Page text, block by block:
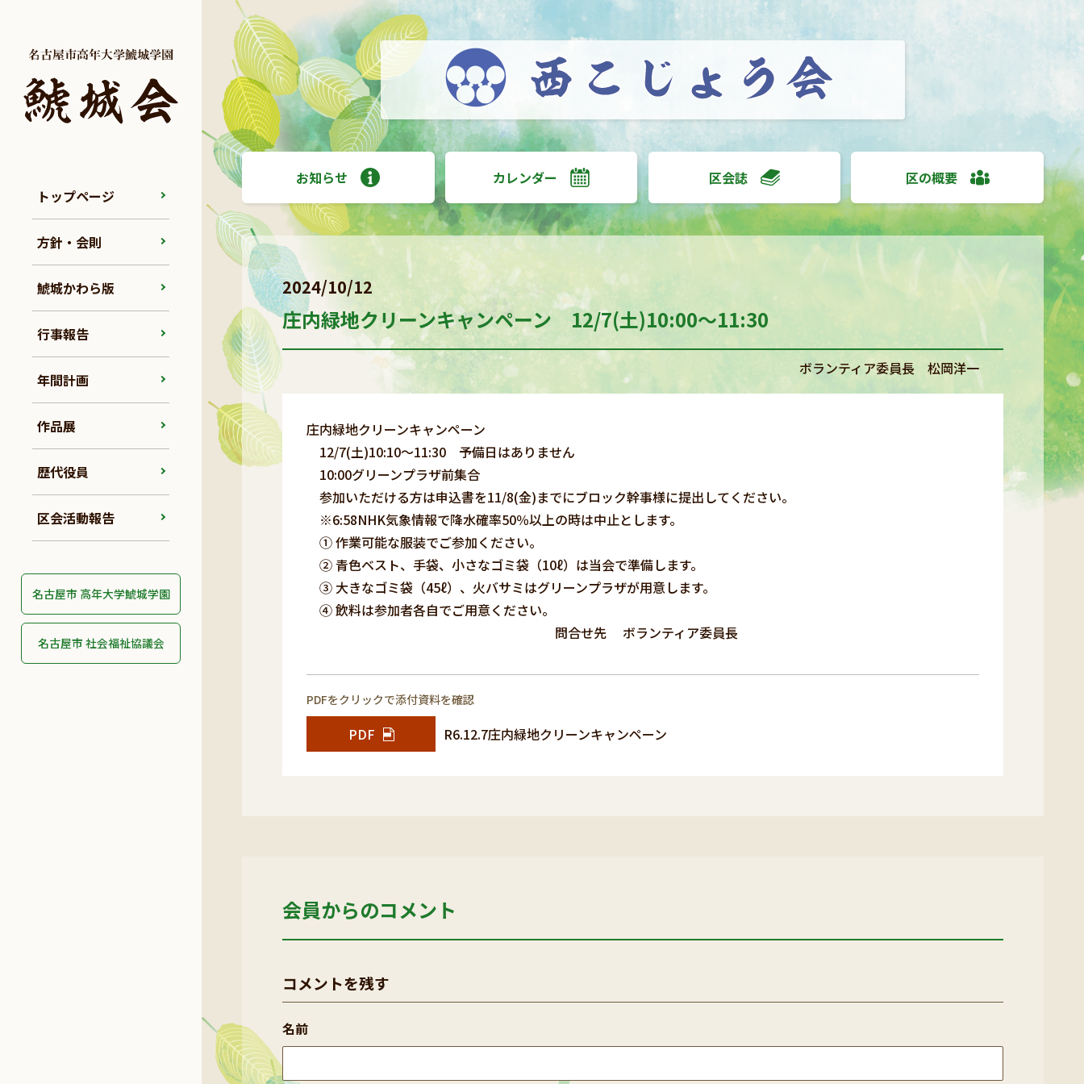
トップページ
方針・会則
鯱城かわら版
行事報告
年間計画
作品展
歴代役員
区会活動報告
名古屋市 高年大学鯱城学園
名古屋市 社会福祉協議会
お知らせ カレンダー 区会誌 区の概要
2024/10/12
庄内緑地クリーンキャンペーン 12/7(土)10:00～11:30
ボランティア委員長 松岡洋一
庄内緑地クリーンキャンペーン
12/7(土)10:10～11:30 予備日はありません
10:00グリーンプラザ前集合
参加いただける方は申込書を11/8(金)までにブロック幹事様に提出してください。
※6:58NHK気象情報で降水確率50％以上の時は中止とします。
① 作業可能な服装でご参加ください。
② 青色ベスト、手袋、小さなゴミ袋（10ℓ）は当会で準備します。
③ 大きなゴミ袋（45ℓ）、火バサミはグリーンプラザが用意します。
④ 飲料は参加者各自でご用意ください。
問合せ先 ボランティア委員長
PDFをクリックで添付資料を確認
PDF R6.12.7庄内緑地クリーンキャンペーン
会員からのコメント
コメントを残す
名前